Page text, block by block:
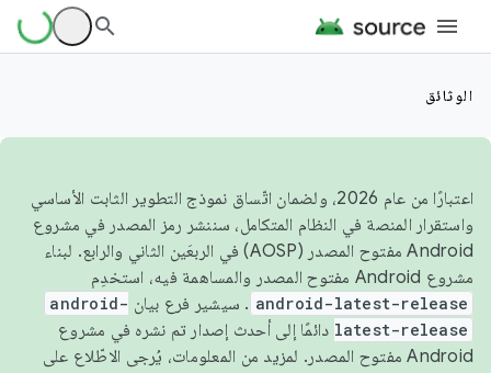
الوثائق
اعتبارًا من عام 2026، ولضمان اتّساق نموذج التطوير الثابت الأساسي
واستقرار المنصة في النظام المتكامل، سننشر رمز المصدر في مشروع
Android مفتوح المصدر (AOSP) في الربعَين الثاني والرابع. لبناء
مشروع Android مفتوح المصدر والمساهمة فيه، استخدِم
android-latest-release . سيشير فرع بيان android-
latest-release دائمًا إلى أحدث إصدار تم نشره في مشروع
Android مفتوح المصدر. لمزيد من المعلومات، يُرجى الاطّلاع على